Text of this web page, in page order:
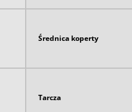
Średnica koperty
Tarcza